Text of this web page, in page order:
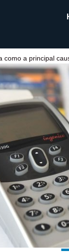
a principal